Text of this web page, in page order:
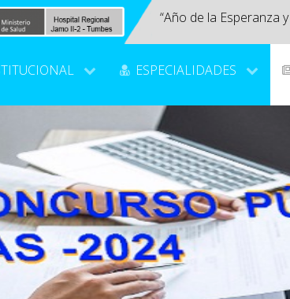
“Año de la Esperanza
ESPECIALIDADES